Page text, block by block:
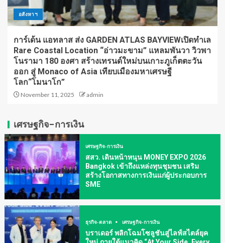
อสังหาฯ
การ์เด้น แอทลาส ส่ง GARDEN ATLAS BAYVIEWเปิดทำเล
Rare Coastal Location “อ่าวมะขาม” แหลมพันวา วิวพา
โนรามา 180 องศา สร้างเทรนด์ใหม่บนเกาะภูเก็ตตะวัน
ออก สู่ Monaco of Asia เทียบเมืองมหาเศรษฐี
โลก“โมนาโก”
November 11, 2025 admin
เศรษฐกิจ-การเงิน
เศรษฐกิจ-การเงิน
สสว. เดินหน้าหนุน MONEY EXPO 2026
Bangkok เข้าถึงแหล่งทุนชุมชน เสริม
สร้างโอกาสทางการเงินแก่ผู้ประกอบการ
SME
ธุรกิจ-ตลาด เศรษฐกิจ-การเงิน
บราเดอร์ พลิกโฉมโซลูชันสู่ไลฟ์สไตล์ยุค